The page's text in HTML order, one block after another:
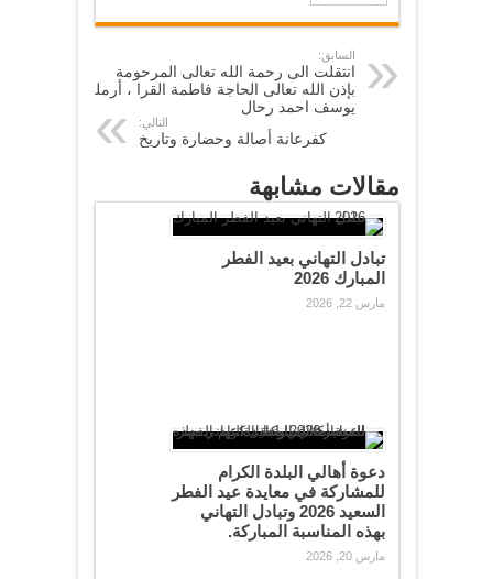
السابق:
انتقلت الى رحمة الله تعالى المرحومة
بإذن الله تعالى الحاجة فاطمة القرا ، أرملة
يوسف احمد رحال
التالي:
كفرعانة أصالة وحضارة وتاريخ
مقالات مشابهة
تبادل التهاني بعيد الفطر
المبارك 2026
مارس 22, 2026
دعوة أهالي البلدة الكرام
للمشاركة في معايدة عيد الفطر
السعيد 2026 وتبادل التهاني
بهذه المناسبة المباركة.
مارس 20, 2026